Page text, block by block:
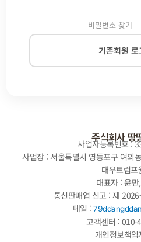
비밀번호 찾기
기존회원 로
로그
주식회사 땅
사업자등록번호 :
사업장 : 서울특별시 영등포구 여의
대우트럼프
대표자 : 윤
통신판매업 신고 : 제
메일 :
고객센터 : 010-
개인정보책